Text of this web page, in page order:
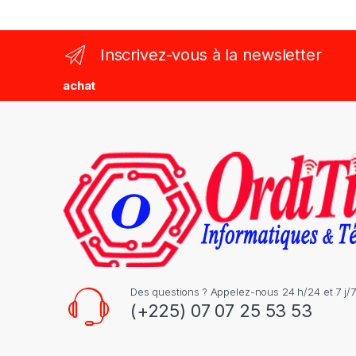
s
Inscrivez-vous à la newsletter
achat
Des questions ? Appelez-nous 24 h/24 et 7 j/7
(+225) 07 07 25 53 53